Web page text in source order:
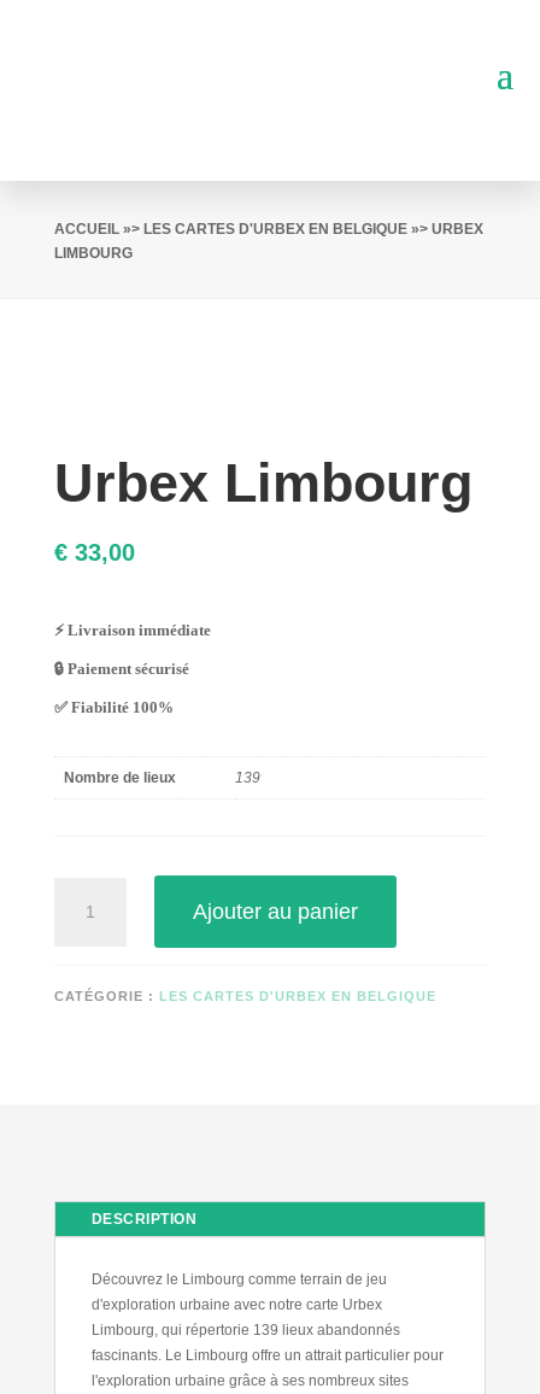
ACCUEIL»> LES CARTES D'URBEX EN BELGIQUE»> URBEX
LIMBOURG
Urbex Limbourg
€33,00
⚡ Livraison immédiate
🔒 Paiement sécurisé
✅ Fiabilité 100%
Nombre de lieux 139
Ajouter au panier
CATÉGORIE : LES CARTES D'URBEX EN BELGIQUE
DESCRIPTION
Découvrez le Limbourg comme terrain de jeu
d'exploration urbaine avec notre carte Urbex
Limbourg, qui répertorie 139 lieux abandonnés
fascinants. Le Limbourg offre un attrait particulier pour
l'exploration urbaine grâce à ses nombreux sites